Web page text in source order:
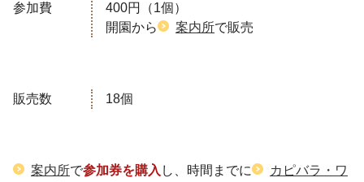
参加費
400円（1個）
開園から
案内所で販売
販売数 18個
案内所で参加券を購入 し、時間までに
カピバラ・ワ